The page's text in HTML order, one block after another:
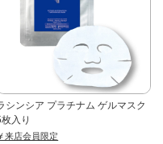
シンシア プラチナム ゲルマスク
入り
来店会員限定